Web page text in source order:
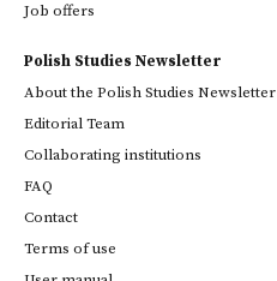
Job offers
Polish Studies Newsletter
About the Polish Studies Newsletter
Editorial Team
Collaborating institutions
FAQ
Contact
Terms of use